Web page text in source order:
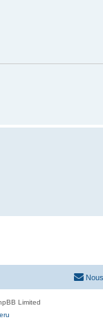
Limited